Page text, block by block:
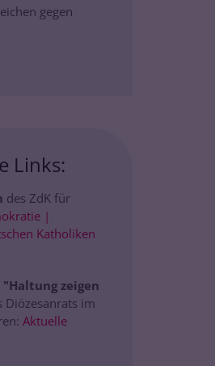
gegen
Links:
des ZdK für
|
Katholiken
zeigen
Diözesanrats im
Aktuelle